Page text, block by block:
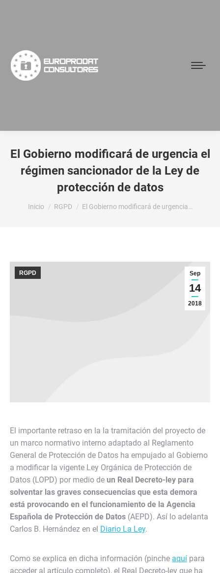
El Gobierno modificará de urgencia el
régimen sancionador de la Ley de
protección de datos
Estás aquí:
Inicio RGPD El Gobierno modificará de urgencia…
Sep
14
2018
RGPD
El importante retraso en la la tramitación del proyecto de
un marco normativo interno adaptado al Reglamento
General de Protección de Datos ha empujado al Gobierno
a modificar la vigente Ley Orgánica de Protección de
Datos (LOPD) por medio de un Real Decreto-ley para
solventar las graves consecuencias que esta demora
está provocando en el funcionamiento de la Agencia
Española de Protección de Datos (AEPD). Así lo adelanta
Carlos B. Hernández en el Diario La Ley.
Como se explica en dicha información (pinche aquí para
acceder al artículo completo), el Real Decreto-ley que ha